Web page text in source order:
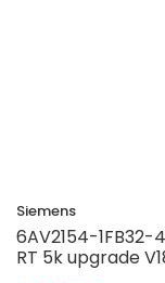
Siemens
6AV2154-1FB32-
RT 5k upgrade